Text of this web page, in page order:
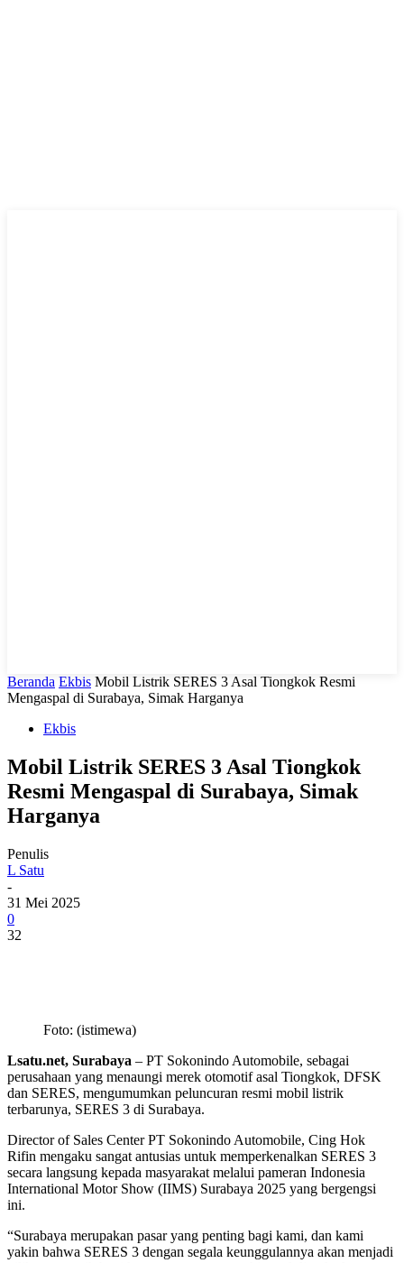
Beranda Ekbis Mobil Listrik SERES 3 Asal Tiongkok Resmi
Mengaspal di Surabaya, Simak Harganya
Ekbis
Mobil Listrik SERES 3 Asal Tiongkok
Resmi Mengaspal di Surabaya, Simak
Harganya
Penulis
L Satu
-
31 Mei 2025
0
32
Foto: (istimewa)
Lsatu.net, Surabaya – PT Sokonindo Automobile, sebagai
perusahaan yang menaungi merek otomotif asal Tiongkok, DFSK
dan SERES, mengumumkan peluncuran resmi mobil listrik
terbarunya, SERES 3 di Surabaya.
Director of Sales Center PT Sokonindo Automobile, Cing Hok
Rifin mengaku sangat antusias untuk memperkenalkan SERES 3
secara langsung kepada masyarakat melalui pameran Indonesia
International Motor Show (IIMS) Surabaya 2025 yang bergengsi
ini.
“Surabaya merupakan pasar yang penting bagi kami, dan kami
yakin bahwa SERES 3 dengan segala keunggulannya akan menjadi